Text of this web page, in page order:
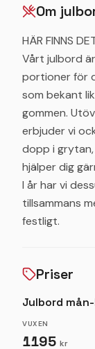
Om
HÄR FINNS
Vårt julbord
portioner för
som bekant
gommen.
erbjuder vi
dopp i
hjälper dig
I år har vi
tillsammans
festligt.
Priser
Julbord
VUXEN
1195 kr